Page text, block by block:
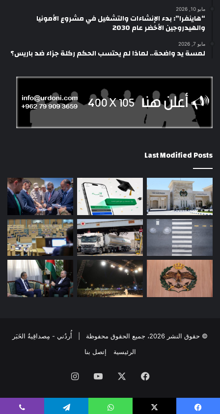
مايو 10, 2026
“هاينفرا”: بدء الإنشاءات والتشغيل في مشروع الأمونيا
والهيدروجين الأخضر عام 2030
مايو 7, 2026
لمسة يد واضحة.. لماذا لم يحتسب الحكم ركلة جزاء ضد باريس؟
Last Modified Posts
© حقوق النشر 2026، جميع الحقوق محفوظة | أُردُني - مِصداقِيةُ الخَبَر
الرئيسية
إتصل بنا
فيسبوك ‫YouTube